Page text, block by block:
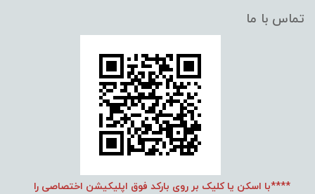
تماس با ما
****با اسکن یا کلیک بر روی بارکد فوق اپلیکیشن اختصاصی را